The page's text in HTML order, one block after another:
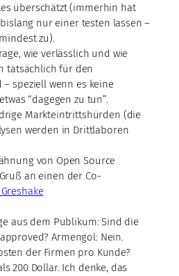
überschätzt (immerhin hat
nur einer testen lassen –
zu).
wie verlässlich und wie
tatsächlich für den
speziell wenn es keine
“dagegen zu tun”.
Markteintrittshürden (die
werden in Drittlaboren
von Open Source
an einen der Co-
aus dem Publikum: Sind die
Armengol: Nein.
der Firmen pro Kunde?
200 Dollar. Ich denke, das